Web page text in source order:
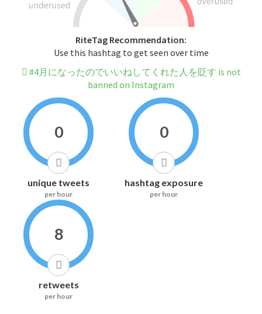
RiteTag Recommendation:
Use this hashtag to get seen over time
#4月になったのでいいねしてくれた人を貶す is not
banned on Instagram
0
unique tweets
per hour
0
hashtag exposure
per hour
8
retweets
per hour